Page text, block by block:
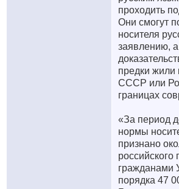
проходить
Они смогут
носителя
заявлению,
предки жили
СССР или
границах
«За период
нормы
признано
российского
гражданами
порядка 47